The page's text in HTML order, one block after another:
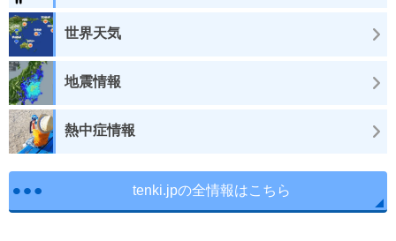
世界天気
地震情報
熱中症情報
tenki.jpの全情報はこちら